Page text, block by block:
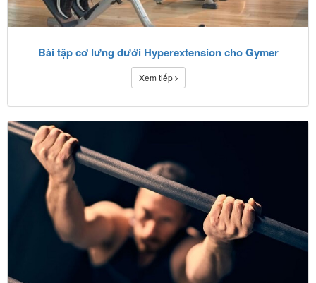
Bài tập cơ lưng dưới Hyperextension cho Gymer
Xem tiếp